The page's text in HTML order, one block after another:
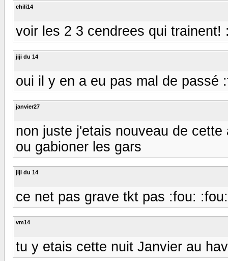
chili14
voir les 2 3 cendrees qui trainent!
jiji du 14
oui il y en a eu pas mal de passé
janvier27
non juste j'etais nouveau de
ou gabioner les gars
jiji du 14
ce net pas grave tkt pas :fou: :fou:
vm14
tu y etais cette nuit Janvier au